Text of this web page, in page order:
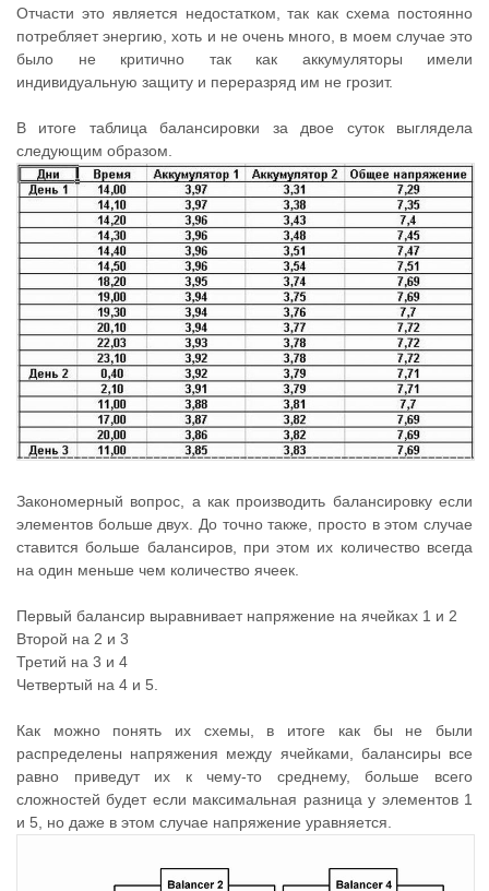
Отчасти это является недостатком, так как схема постоянно
потребляет энергию, хоть и не очень много, в моем случае это
было не критично так как аккумуляторы имели
индивидуальную защиту и переразряд им не грозит.
В итоге таблица балансировки за двое суток выглядела
следующим образом.
Закономерный вопрос, а как производить балансировку если
элементов больше двух. До точно также, просто в этом случае
ставится больше балансиров, при этом их количество всегда
на один меньше чем количество ячеек.
Первый балансир выравнивает напряжение на ячейках 1 и 2
Второй на 2 и 3
Третий на 3 и 4
Четвертый на 4 и 5.
Как можно понять их схемы, в итоге как бы не были
распределены напряжения между ячейками, балансиры все
равно приведут их к чему-то среднему, больше всего
сложностей будет если максимальная разница у элементов 1
и 5, но даже в этом случае напряжение уравняется.